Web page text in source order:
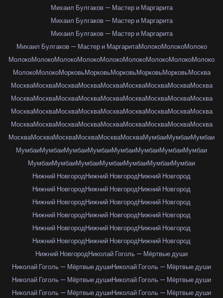
Михаил Булгаков — Мастер и Маргарита
Михаил Булгаков — Мастер и Маргарита
Михаил Булгаков — Мастер и Маргарита
Михаил Булгаков — Мастер и МаргаритаМолокоМолокоМолоко
МолокоМолокоМолокоМолокоМолокоМолокоМолокоМолокоМолоко
МолокоМолокоМорковьМорковьМорковьМорковьМорковьМосква
МоскваМоскваМоскваМоскваМоскваМоскваМоскваМоскваМосква
МоскваМоскваМоскваМоскваМоскваМоскваМоскваМоскваМосква
МоскваМоскваМоскваМоскваМоскваМоскваМоскваМоскваМосква
МоскваМоскваМоскваМоскваМоскваМоскваМоскваМоскваМосква
МоскваМоскваМоскваМоскваМоскваМоскваМумбаиМумбаиМумбаи
МумбаиМумбаиМумбаиМумбаиМумбаиМумбаиМумбаиМумбаи
МумбаиМумбаиМумбаиМумбаиМумбаиМумбаиМумбаи
Нижний НовгородНижний НовгородНижний Новгород
Нижний НовгородНижний НовгородНижний Новгород
Нижний НовгородНижний НовгородНижний Новгород
Нижний НовгородНижний НовгородНижний Новгород
Нижний НовгородНижний НовгородНижний Новгород
Нижний НовгородНижний НовгородНижний Новгород
Нижний НовгородНиколай Гоголь — Мёртвые души
Николай Гоголь — Мёртвые душиНиколай Гоголь — Мёртвые души
Николай Гоголь — Мёртвые душиНиколай Гоголь — Мёртвые души
Николай Гоголь — Мёртвые душиНиколай Гоголь — Мёртвые души